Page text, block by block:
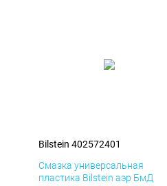
Bilstein 402572401
Смазка универсальная
пластика Bilstein аэр БмД